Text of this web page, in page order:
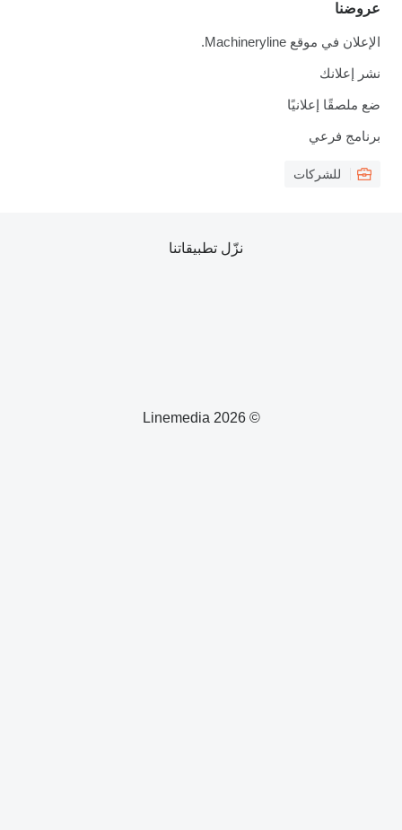
عروضنا
الإعلان في موقع Machineryline.
نشر إعلانك
ضع ملصقًا إعلانيًا
برنامج فرعي
للشركات
© 2026 Linemedia
نزّل تطبيقاتنا